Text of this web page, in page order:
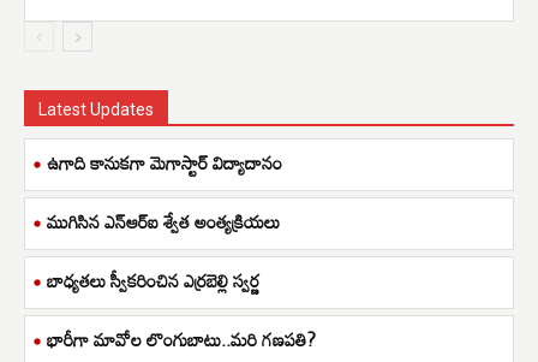
Latest Updates
ఉగాది కానుకగా మెగాస్టార్ విద్యాదానం
ముగిసిన ఎన్ఆర్ఐ శ్వేత అంత్యక్రియలు
బాధ్యతలు స్వీకరించిన ఎర్రబెల్లి స్వర్ణ
భారీగా మావోల లొంగుబాటు..మరి గణపతి?